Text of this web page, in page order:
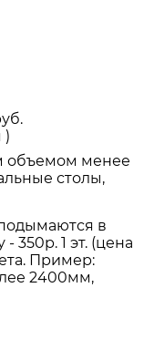
)
объемом менее
столы,
в
350р. 1 эт. (цена
Пример:
2400мм,